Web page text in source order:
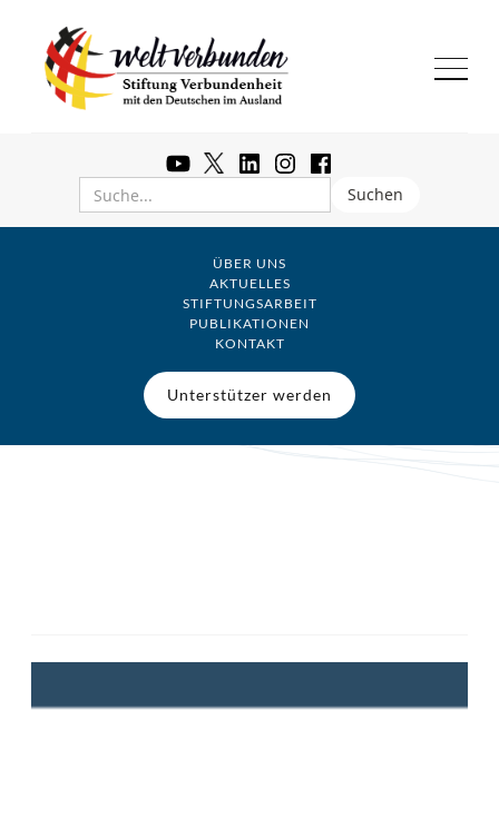
ÜBER UNS
AKTUELLES
STIFTUNGSARBEIT
PUBLIKATIONEN
KONTAKT
Unterstützer werden
Zu allen Beiträgen